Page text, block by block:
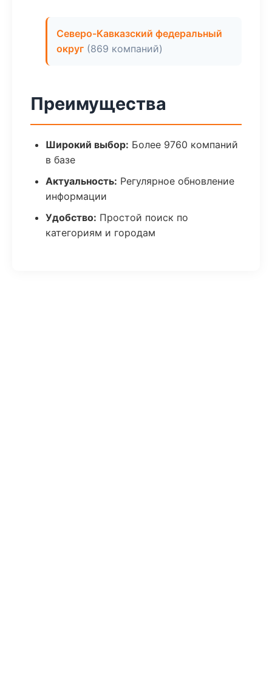
Северо-Кавказский федеральный
округ (869 компаний)
Преимущества
Широкий выбор: Более 9760 компаний
в базе
Актуальность: Регулярное обновление
информации
Удобство: Простой поиск по
категориям и городам